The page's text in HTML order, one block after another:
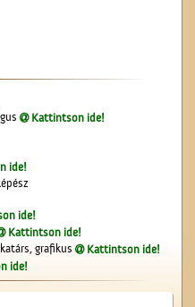
szobor
Kattintson ide!
ide!
ide!
Kattintson ide!
grafikus
Kattintson ide!
ide!